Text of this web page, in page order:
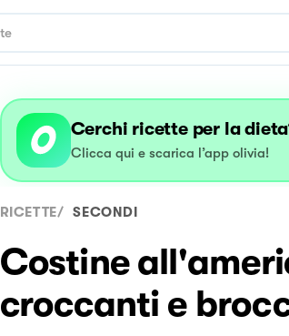
Cerchi ricette per la
Clicca qui e scarica l’app olivia!
RICETTE/ SECONDI
Costine
croccanti e